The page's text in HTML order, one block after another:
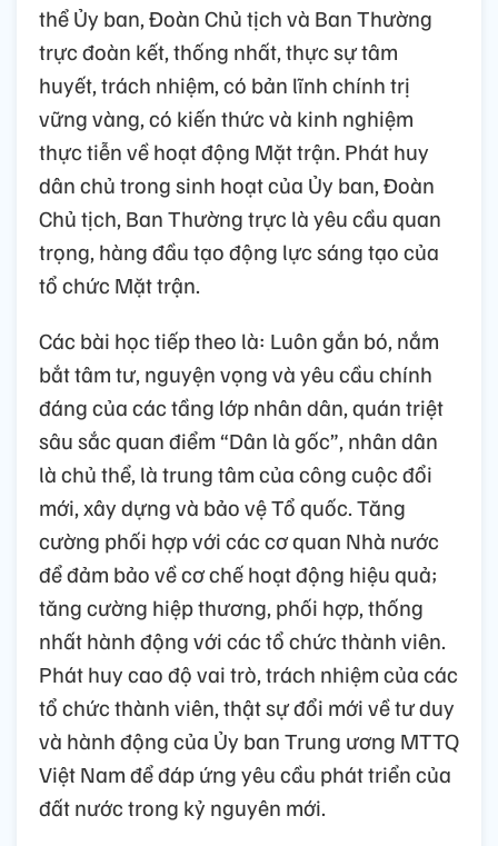
thể Ủy ban, Đoàn Chủ tịch và Ban Thường
trực đoàn kết, thống nhất, thực sự tâm
huyết, trách nhiệm, có bản lĩnh chính trị
vững vàng, có kiến thức và kinh nghiệm
thực tiễn về hoạt động Mặt trận. Phát huy
dân chủ trong sinh hoạt của Ủy ban, Đoàn
Chủ tịch, Ban Thường trực là yêu cầu quan
trọng, hàng đầu tạo động lực sáng tạo của
tổ chức Mặt trận.
Các bài học tiếp theo là: Luôn gắn bó, nắm
bắt tâm tư, nguyện vọng và yêu cầu chính
đáng của các tầng lớp nhân dân, quán triệt
sâu sắc quan điểm “Dân là gốc”, nhân dân
là chủ thể, là trung tâm của công cuộc đổi
mới, xây dựng và bảo vệ Tổ quốc. Tăng
cường phối hợp với các cơ quan Nhà nước
để đảm bảo về cơ chế hoạt động hiệu quả;
tăng cường hiệp thương, phối hợp, thống
nhất hành động với các tổ chức thành viên.
Phát huy cao độ vai trò, trách nhiệm của các
tổ chức thành viên, thật sự đổi mới về tư duy
và hành động của Ủy ban Trung ương MTTQ
Việt Nam để đáp ứng yêu cầu phát triển của
đất nước trong kỷ nguyên mới.